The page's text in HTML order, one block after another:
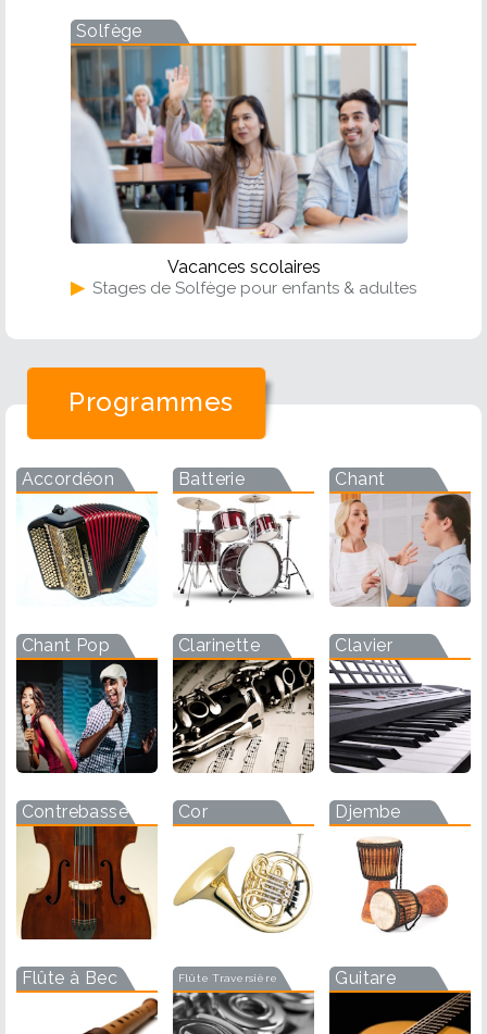
Solfège
Vacances scolaires
▶ Stages de Solfège pour enfants & adultes
Programmes
Accordéon Batterie Chant
Chant Pop Clarinette Clavier
Contrebasse Cor Djembe
Flûte à Bec Flûte Traversière Guitare